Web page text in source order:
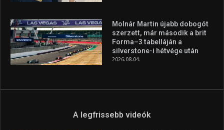
Molnár Martin újabb dobogót
szerzett, már második a brit
Forma–3 tabelláján a
silverstone-i hétvége után
2026.08.04.
A legfrissebb videók